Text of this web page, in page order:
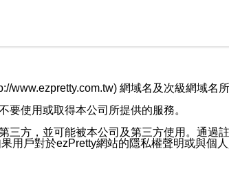
www.ezpretty.com.tw) 網域名及次級網域名
使用或取得本公司所提供的服務。
方，並可能被本公司及第三方使用。通過
戶對於ezPretty網站的隱私權聲明或與個